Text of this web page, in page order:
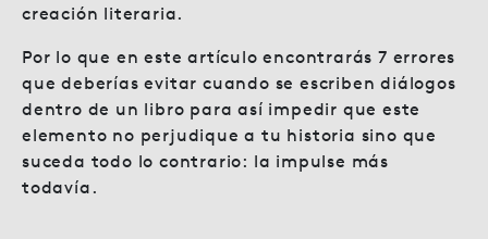
creación literaria.
Por lo que en este artículo encontrarás 7 errores
que deberías evitar cuando se escriben diálogos
dentro de un libro para así impedir que este
elemento no perjudique a tu historia sino que
suceda todo lo contrario: la impulse más
todavía.